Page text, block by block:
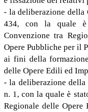
- la deliberazione della
434, con la quale è
Convenzione tra
Opere Pubbliche per il
ai fini della
delle Opere Edili ed
- la deliberazione della
n. 1, con la quale è
Regionale delle